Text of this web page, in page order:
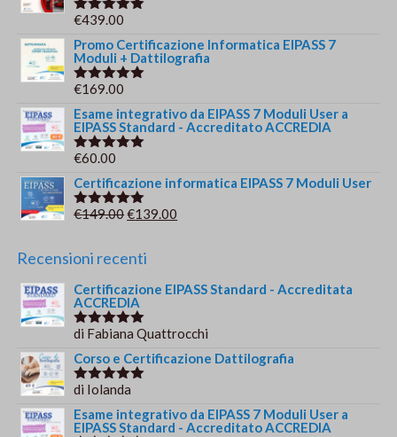
Valutato
€439.00
Promo Certificazione Informatica EIPASS 7
Moduli + Dattilografia
Valutato
€169.00
Esame integrativo da EIPASS 7 Moduli User a
EIPASS Standard - Accreditato ACCREDIA
Valutato
€60.00
Certificazione informatica EIPASS 7 Moduli User
Valutato
€149.00Il
originale
€149.00.
€139.00
€139.00.
Recensioni recenti
Certificazione EIPASS Standard - Accreditata
ACCREDIA
Valutato5
di Fabiana Quattrocchi
Corso e Certificazione Dattilografia
Valutato5
di Iolanda
Esame integrativo da EIPASS 7 Moduli User a
EIPASS Standard - Accreditato ACCREDIA